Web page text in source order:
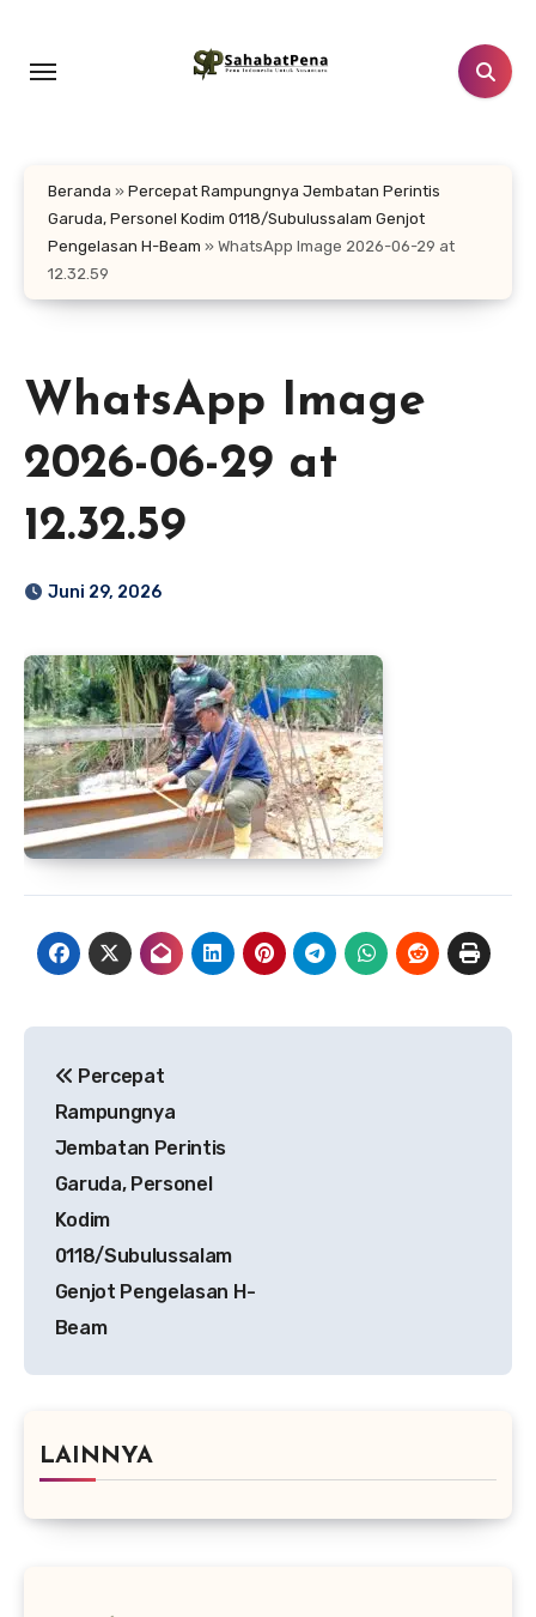
konten
Beranda » Percepat Rampungnya Jembatan Perintis
Garuda, Personel Kodim 0118/Subulussalam Genjot
Pengelasan H-Beam » WhatsApp Image 2026-06-29 at
12.32.59
WhatsApp Image
2026-06-29 at
12.32.59
Juni 29, 2026
pos
Percepat
Rampungnya
Jembatan Perintis
Garuda, Personel
Kodim
0118/Subulussalam
Genjot Pengelasan H-
Beam
LAINNYA